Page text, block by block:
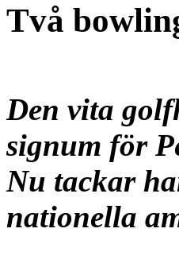
Två
Den vita
signum för
Nu tackar
nationella